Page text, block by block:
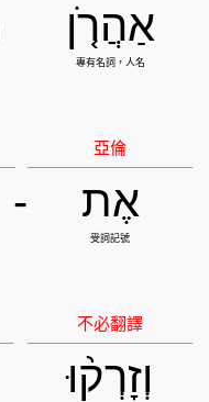
אַהֲרֹ֤ן
אֶת -
וְזָרְק֨וּ